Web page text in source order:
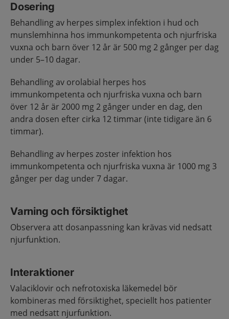
Dosering
Behandling av herpes simplex infektion i hud och
munslemhinna hos immunkompetenta och njurfriska
vuxna och barn över 12 år är 500 mg 2 gånger per dag
under 5–10 dagar.
Behandling av orolabial herpes hos
immunkompetenta och njurfriska vuxna och barn
över 12 år är 2000 mg 2 gånger under en dag, den
andra dosen efter cirka 12 timmar (inte tidigare än 6
timmar).
Behandling av herpes zoster infektion hos
immunkompetenta och njurfriska vuxna är 1000 mg 3
gånger per dag under 7 dagar.
Varning och försiktighet
Observera att dosanpassning kan krävas vid nedsatt
njurfunktion.
Interaktioner
Valaciklovir och nefrotoxiska läkemedel bör
kombineras med försiktighet, speciellt hos patienter
med nedsatt njurfunktion.